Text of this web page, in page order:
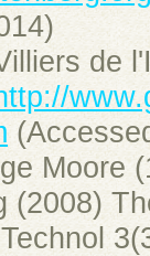
de
Moore
(2008)